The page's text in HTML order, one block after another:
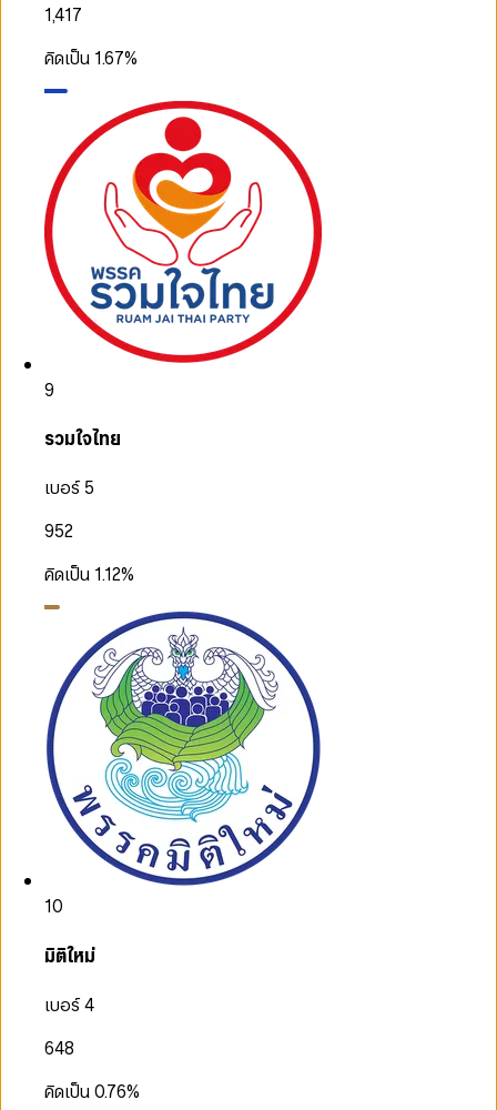
1,417
คิดเป็น 1.67%
9
รวมใจไทย
เบอร์ 5
952
คิดเป็น 1.12%
10
มิติใหม่
เบอร์ 4
648
คิดเป็น0.76%